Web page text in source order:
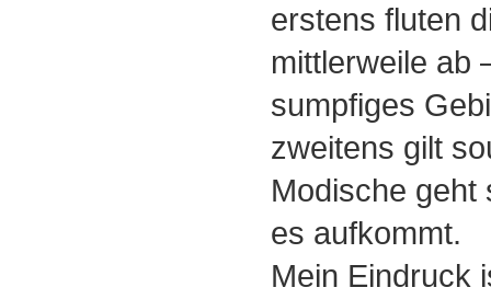
erstens fluten
mittlerweile ab
sumpfiges
zweitens gilt
Modische geht
es aufkommt.
Mein Eindruck